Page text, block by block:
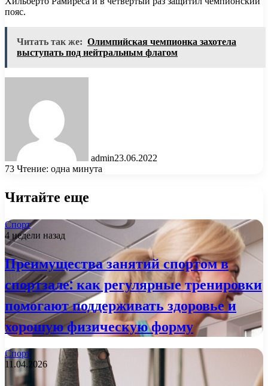
пояс.
Читать так же: Олимпийская чемпионка захотела
выступать под нейтральным флагом
admin23.06.2022
73 Чтение: одна минута
Читайте еще
Спорт
4 недели назад
Преимущества занятий спортом в
спортзале: как регулярные тренировки
помогают поддерживать здоровье и
хорошую физическую форму
Спорт
11.04.2026